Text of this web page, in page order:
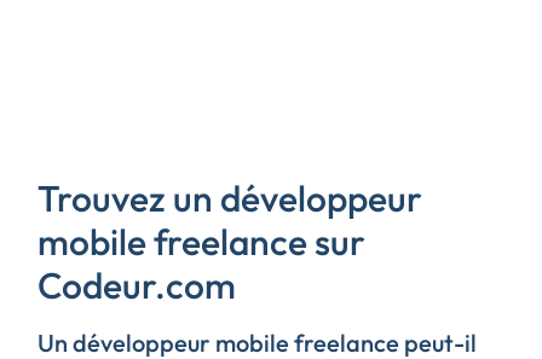
Trouvez un développeur
mobile freelance sur
Codeur.com
Un développeur mobile freelance peut-il